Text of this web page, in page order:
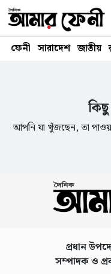
ফেনী সারাদেশ জাতীয়
আপনি যা খুঁজছেন, তা পাওয়া
প্রধান
সম্পাদক ও